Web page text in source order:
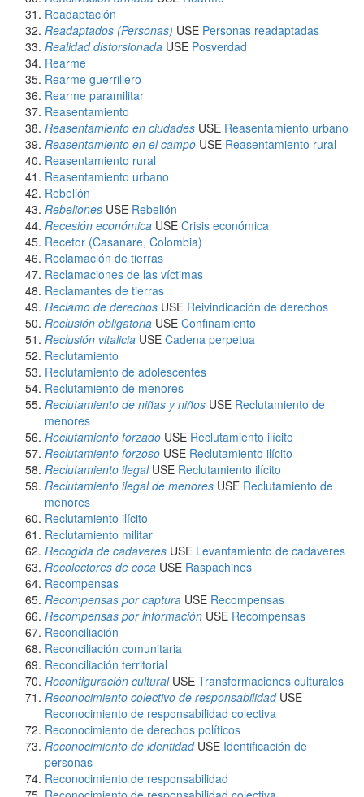
Readaptación
Readaptados (Personas) USE Personas readaptadas
Realidad distorsionada USE Posverdad
Rearme
Rearme guerrillero
Rearme paramilitar
Reasentamiento
Reasentamiento en ciudades USE Reasentamiento urbano
Reasentamiento en el campo USE Reasentamiento rural
Reasentamiento rural
Reasentamiento urbano
Rebelión
Rebeliones USE Rebelión
Recesión económica USE Crisis económica
Recetor (Casanare, Colombia)
Reclamación de tierras
Reclamaciones de las víctimas
Reclamantes de tierras
Reclamo de derechos USE Reivindicación de derechos
Reclusión obligatoria USE Confinamiento
Reclusión vitalicia USE Cadena perpetua
Reclutamiento
Reclutamiento de adolescentes
Reclutamiento de menores
Reclutamiento de niñas y niños USE Reclutamiento de
menores
Reclutamiento forzado USE Reclutamiento ilícito
Reclutamiento forzoso USE Reclutamiento ilícito
Reclutamiento ilegalUSE Reclutamiento ilícito
Reclutamiento ilegal de menores USE Reclutamiento de
menores
Reclutamiento ilícito
Reclutamiento militar
Recogida de cadáveres USE Levantamiento de cadáveres
Recolectores de coca USE Raspachines
Recompensas
Recompensas por captura USE Recompensas
Recompensas por información USE Recompensas
Reconciliación
Reconciliación comunitaria
Reconciliación territorial
Reconfiguración culturalUSE Transformaciones culturales
Reconocimiento colectivo de responsabilidadUSE
Reconocimiento de responsabilidad colectiva
Reconocimiento de derechos políticos
Reconocimiento de identidadUSE Identificación de
personas
Reconocimiento de responsabilidad